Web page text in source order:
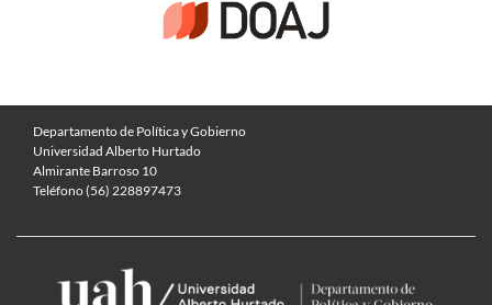
Departamento de Política y Gobierno
Universidad Alberto Hurtado
Almirante Barroso 10
Teléfono (56) 228897473